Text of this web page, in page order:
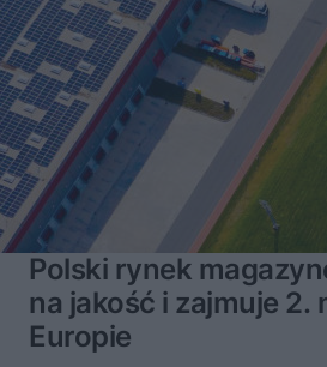
Polski rynek
na jakość i zajmuje 2.
Europie